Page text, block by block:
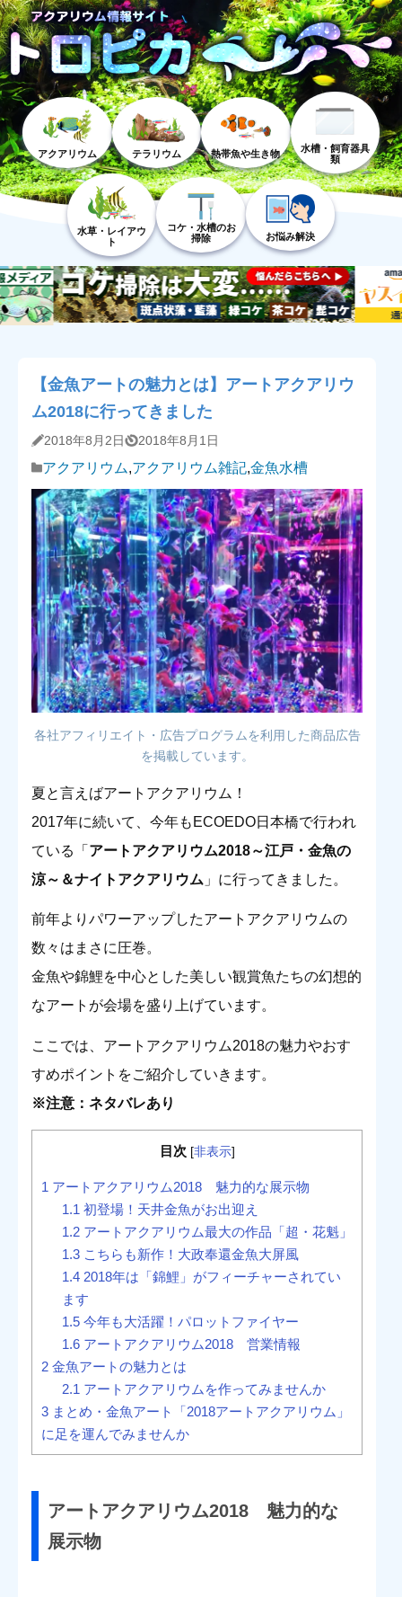
アクアリウム テラリウム 熱帯魚や生き物
水槽・飼育器具
類
水草・レイアウ
ト
コケ・水槽のお
掃除
お悩み解決
【金魚アートの魅力とは】アートアクアリウ
ム2018に行ってきました
2018年8月2日 2018年8月1日
アクアリウム,アクアリウム雑記,金魚水槽
各社アフィリエイト・広告プログラムを利用した商品広告
を掲載しています。
夏と言えばアートアクアリウム！
2017年に続いて、今年もECOEDO日本橋で行われ
ている「 アートアクアリウム2018～江戸・金魚の
涼～＆ナイトアクアリウム 」に行ってきました。
前年よりパワーアップしたアートアクアリウムの
数々はまさに圧巻。
金魚や錦鯉を中心とした美しい観賞魚たちの幻想的
なアートが会場を盛り上げています。
ここでは、アートアクアリウム2018の魅力やおす
すめポイントをご紹介していきます。
※注意：ネタバレあり
目次 [非表示]
1 アートアクアリウム2018 魅力的な展示物
1.1 初登場！天井金魚がお出迎え
1.2アートアクアリウム最大の作品「超・花魁」
1.3こちらも新作！大政奉還金魚大屏風
1.42018年は「錦鯉」がフィーチャーされてい
ます
1.5今年も大活躍！パロットファイヤー
1.6アートアクアリウム2018 営業情報
2 金魚アートの魅力とは
2.1 アートアクアリウムを作ってみませんか
3 まとめ・金魚アート「2018アートアクアリウム」
に足を運んでみませんか
アートアクアリウム2018 魅力的な
展示物